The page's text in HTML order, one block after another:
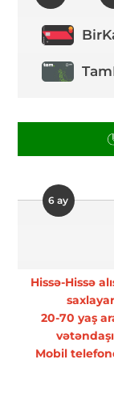
6 ay
Hissə-Hissə
20-70 yaş
Mobil